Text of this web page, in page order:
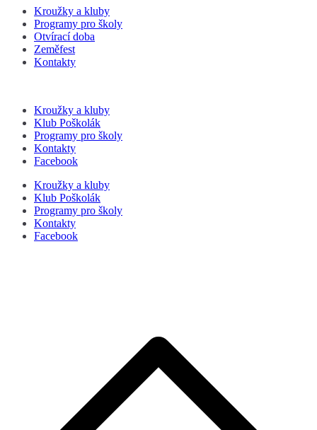
Kroužky a kluby
Programy pro školy
Otvírací doba
Zeměfest
Kontakty
Kroužky a kluby
Klub Poškolák
Programy pro školy
Kontakty
Facebook
Kroužky a kluby
Klub Poškolák
Programy pro školy
Kontakty
Facebook